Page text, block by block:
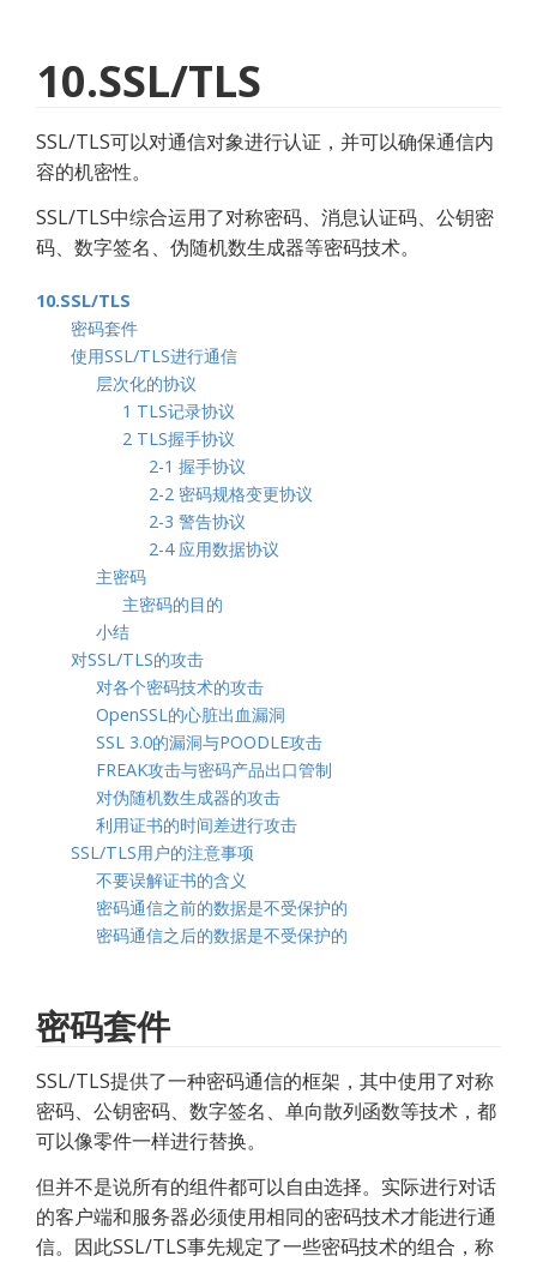
10.SSL/TLS
SSL/TLS可以对通信对象进行认证，并可以确保通信内
容的机密性。
SSL/TLS中综合运用了对称密码、消息认证码、公钥密
码、数字签名、伪随机数生成器等密码技术。
10.SSL/TLS
密码套件
使用SSL/TLS进行通信
层次化的协议
1 TLS记录协议
2 TLS握手协议
2-1 握手协议
2-2 密码规格变更协议
2-3 警告协议
2-4 应用数据协议
主密码
主密码的目的
小结
对SSL/TLS的攻击
对各个密码技术的攻击
OpenSSL的心脏出血漏洞
SSL 3.0的漏洞与POODLE攻击
FREAK攻击与密码产品出口管制
对伪随机数生成器的攻击
利用证书的时间差进行攻击
SSL/TLS用户的注意事项
不要误解证书的含义
密码通信之前的数据是不受保护的
密码通信之后的数据是不受保护的
密码套件
SSL/TLS提供了一种密码通信的框架，其中使用了对称
密码、公钥密码、数字签名、单向散列函数等技术，都
可以像零件一样进行替换。
但并不是说所有的组件都可以自由选择。实际进行对话
的客户端和服务器必须使用相同的密码技术才能进行通
信。因此SSL/TLS事先规定了一些密码技术的组合，称